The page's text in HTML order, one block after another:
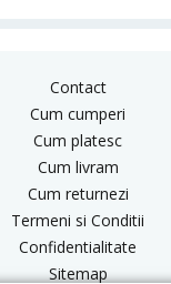
Contact
Cum cumperi
Cum platesc
Cum livram
Cum returnezi
Termeni si Conditii
Confidentialitate
Sitemap